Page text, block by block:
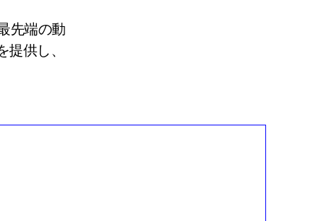
先端の動
供し、